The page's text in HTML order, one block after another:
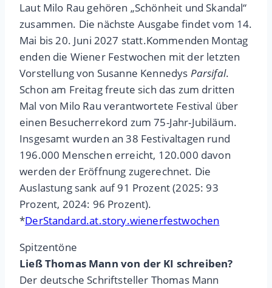
Laut Milo Rau gehören „Schönheit und Skandal“
zusammen. Die nächste Ausgabe findet vom 14.
Mai bis 20. Juni 2027 statt.Kommenden Montag
enden die Wiener Festwochen mit der letzten
Vorstellung von Susanne Kennedys Parsifal.
Schon am Freitag freute sich das zum dritten
Mal von Milo Rau verantwortete Festival über
einen Besucherrekord zum 75-Jahr-Jubiläum.
Insgesamt wurden an 38 Festivaltagen rund
196.000 Menschen erreicht, 120.000 davon
werden der Eröffnung zugerechnet. Die
Auslastung sank auf 91 Prozent (2025: 93
Prozent, 2024: 96 Prozent).
*DerStandard.at.story.wienerfestwochen
Spitzentöne
Ließ Thomas Mann von der KI schreiben?
Der deutsche Schriftsteller Thomas Mann